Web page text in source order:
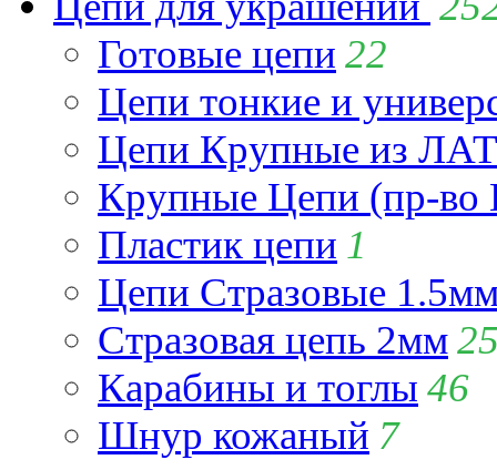
Готовые цепи 22
Цепи тонкие и
Цепи Крупные из
Крупные Цепи (пр-во
Пластик цепи 1
Цепи Стразовые
Стразовая цепь 2мм
Карабины и тоглы 46
Шнур кожаный 7